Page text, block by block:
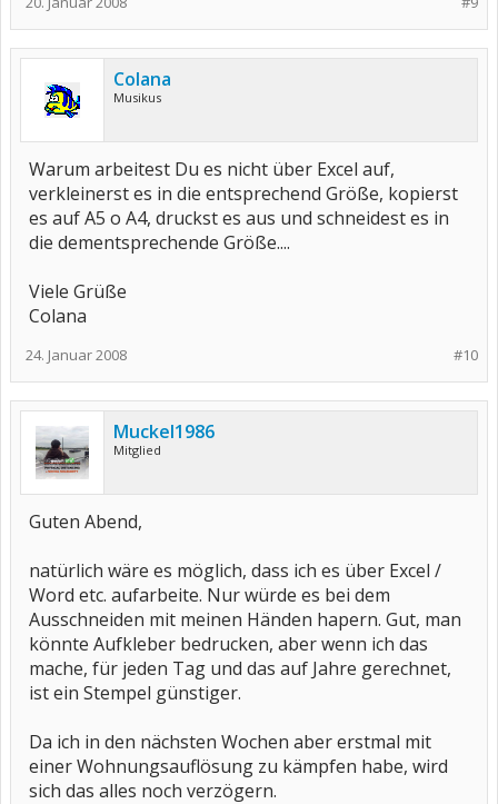
Colana
Musikus
Warum arbeitest Du es nicht über Excel auf,
verkleinerst es in die entsprechend Größe, kopierst
es auf A5 o A4, druckst es aus und schneidest es in
die dementsprechende Größe....
Viele Grüße
Colana
#10
24. Januar 2008
Muckel1986
Mitglied
Guten Abend,
natürlich wäre es möglich, dass ich es über Excel /
Word etc. aufarbeite. Nur würde es bei dem
Ausschneiden mit meinen Händen hapern. Gut, man
könnte Aufkleber bedrucken, aber wenn ich das
mache, für jeden Tag und das auf Jahre gerechnet,
ist ein Stempel günstiger.
Da ich in den nächsten Wochen aber erstmal mit
einer Wohnungsauflösung zu kämpfen habe, wird
sich das alles noch verzögern.